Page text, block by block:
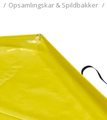
/ Opsamlingskar & Spildbakker /